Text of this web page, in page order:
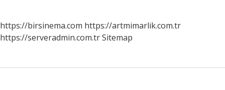
https://birsinema.com https://artmimarlik.com.tr
https://serveradmin.com.trSitemap